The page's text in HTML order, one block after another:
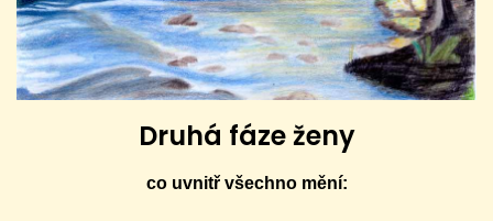
Druhá fáze ženy
co uvnitř všechno mění: